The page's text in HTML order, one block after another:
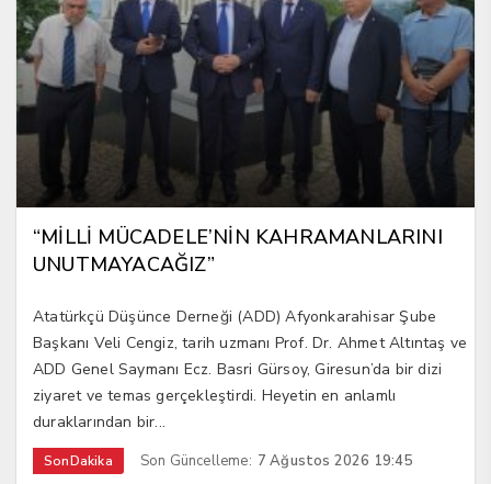
“MİLLİ MÜCADELE’NİN KAHRAMANLARINI
UNUTMAYACAĞIZ”
Atatürkçü Düşünce Derneği (ADD) Afyonkarahisar Şube
Başkanı Veli Cengiz, tarih uzmanı Prof. Dr. Ahmet Altıntaş ve
ADD Genel Saymanı Ecz. Basri Gürsoy, Giresun’da bir dizi
ziyaret ve temas gerçekleştirdi. Heyetin en anlamlı
duraklarından bir...
SonDakika Son Güncelleme: 7 Ağustos 2026 19:45